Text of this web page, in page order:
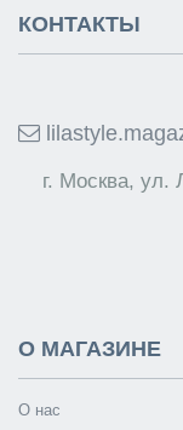
КОНТАКТЫ
г. Москва, ул.
О МАГАЗИНЕ
О нас